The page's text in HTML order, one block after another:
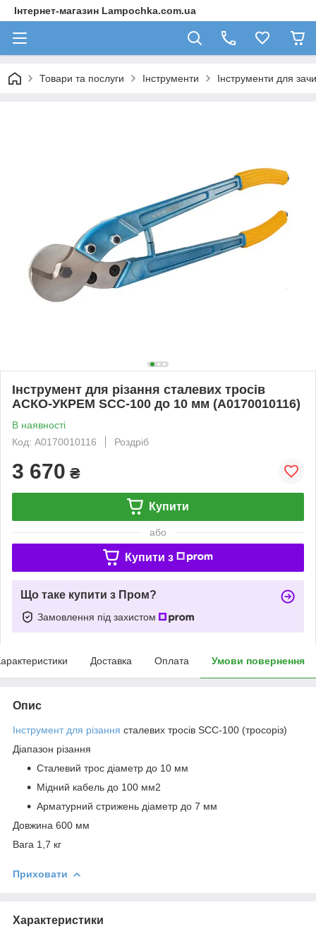
Інтернет-магазин Lampochka.com.ua
Товари та послуги Інструменти Інструменти для
Інструмент для різання сталевих тросів
АСКО-УКРЕМ SCC-100 до 10 мм (A0170010116)
В наявності
Код: A0170010116
Роздріб
3 670 ₴
Купити
або
Купити з
Що таке купити з Пром?
Замовлення під захистом
Доставка Оплата Умови повернення
Опис
Інструмент для різання сталевих тросів SCC-100 (тросоріз)
Діапазон різання
Сталевий трос діаметр до 10 мм
Мідний кабель до 100 мм2
Арматурний стрижень діаметр до 7 мм
Довжина 600 мм
Вага 1,7 кг
Приховати
Характеристики